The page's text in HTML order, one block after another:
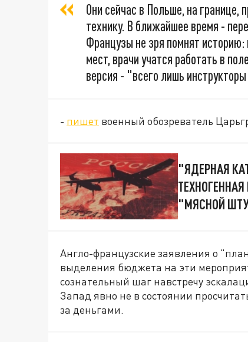
Они сейчас в Польше, на
технику. В ближайшее время -
Французы не зря помнят
мест, врачи учатся работать в
версия - "всего лишь
- пишет военный обозреватель
"ЯДЕРНАЯ
"МЯСНОЙ
Англо-французские заявления о
выделения бюджета на эти
сознательный шаг навстречу
Запад явно не в состоянии
за деньгами.